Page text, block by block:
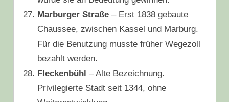
Marburger Straße – Erst 1838 gebaute
Chaussee, zwischen Kassel und Marburg.
Für die Benutzung musste früher Wegezoll
bezahlt werden.
Fleckenbühl– Alte Bezeichnung.
Privilegierte Stadt seit 1344, ohne